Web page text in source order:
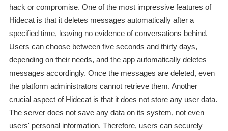
hack or compromise. One of the most impressive features of
Hidecat is that it deletes messages automatically after a
specified time, leaving no evidence of conversations behind.
Users can choose between five seconds and thirty days,
depending on their needs, and the app automatically deletes
messages accordingly. Once the messages are deleted, even
the platform administrators cannot retrieve them. Another
crucial aspect of Hidecat is that it does not store any user data.
The server does not save any data on its system, not even
users' personal information. Therefore, users can securely